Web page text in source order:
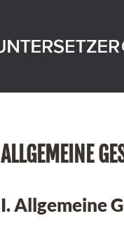
ALLGEMEINE
I. Allgemeine